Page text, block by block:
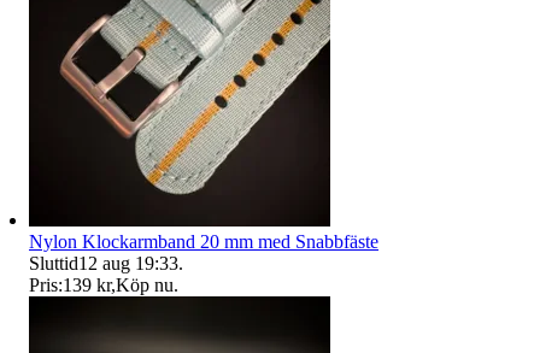
Nylon Klockarmband 20 mm med Snabbfäste
Sluttid12 aug 19:33.
Pris:139 kr,Köp nu.